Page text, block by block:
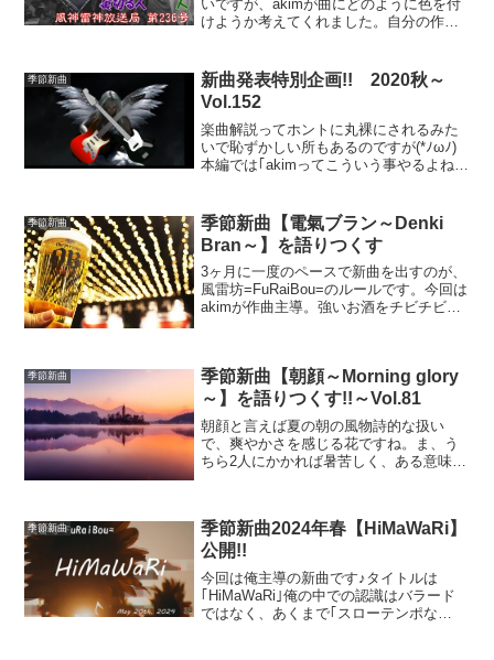
いですが、akimが曲にどのように色を付
けようか考えてくれました。自分の作っ
ますので是非♪
季節新曲
新曲発表特別企画!! 2020秋～
Vol.152
楽曲解説ってホントに丸裸にされるみた
いで恥ずかしい所もあるのですが(*ﾉωﾉ)
本編では｢akimってこういう事やるよねぇ
うのって所謂｢蓄積｣の結果なんだろう
な。
季節新曲
季節新曲【電氣ブラン～Denki
Bran～】を語りつくす
3ヶ月に一度のペースで新曲を出すのが、
風雷坊=FuRaiBou=のルールです。今回は
akimが作曲主導。強いお酒をチビチビと
季節新曲
季節新曲【朝顔～Morning glory
～】を語りつくす!!～Vol.81
朝顔と言えば夏の朝の風物詩的な扱い
で、爽やかさを感じる花ですね。ま、う
ちら2人にかかれば暑苦しく、ある意味む
季節新曲
季節新曲2024年春【HiMaWaRi】
公開!!
今回は俺主導の新曲です♪タイトルは
｢HiMaWaRi｣俺の中での認識はバラード
ではなく、あくまで｢スローテンポな